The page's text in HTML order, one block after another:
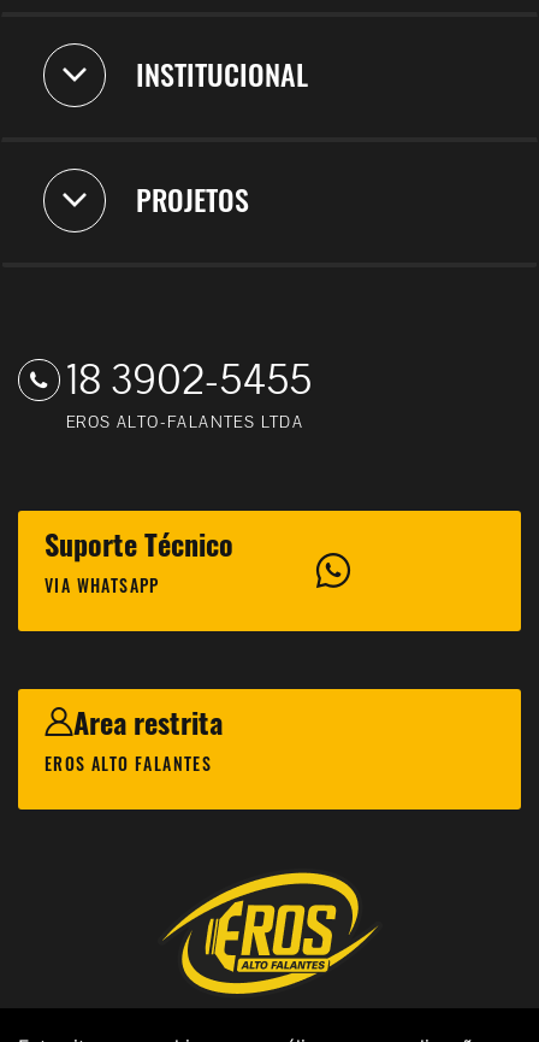
INSTITUCIONAL
PROJETOS
18 3902-5455
EROS ALTO-FALANTES LTDA
Suporte Técnico
VIA WHATSAPP
Area restrita
EROS ALTO FALANTES